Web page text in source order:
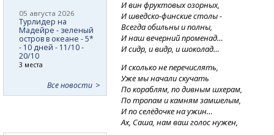
И вин фруктовых озорных,
И шведско-финскиестолы -
Всегда обильны и полны,
И наш вечерний променад…
И сидр, и видр, и шоколад…
И сколько не перечислять,
Уже мы начали скучать
По кораблям, по дивным шхерам,
По тропам и камням замшелым,
И по селёдочке на ужин…
Ах, Саша, нам ваш голос нужен,
05 августа 2026
Турлидер на
Мадейре - зеленый
остров в океане - 5*
- 10 дней - 11/10 -
20/10
3 места
Все новости